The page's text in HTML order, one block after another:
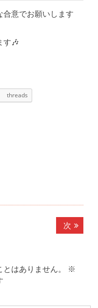
合意でお願いします
す🎶
threads
次 次
の
はありません。
※